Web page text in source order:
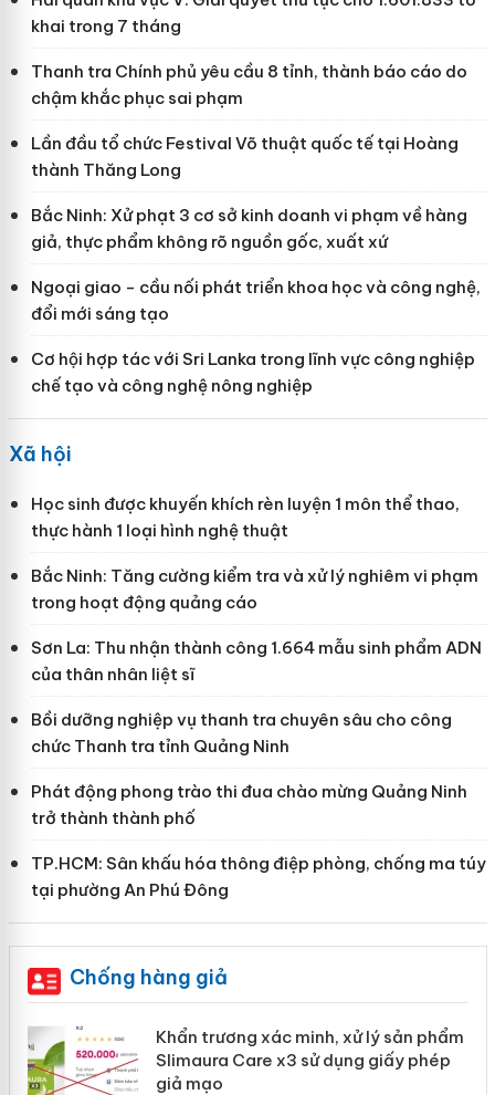
khai trong 7 tháng
Thanh tra Chính phủ yêu cầu 8 tỉnh, thành báo cáo do
chậm khắc phục sai phạm
Lần đầu tổ chức Festival Võ thuật quốc tế tại Hoàng
thành Thăng Long
Bắc Ninh: Xử phạt 3 cơ sở kinh doanh vi phạm về hàng
giả, thực phẩm không rõ nguồn gốc, xuất xứ
Ngoại giao - cầu nối phát triển khoa học và công nghệ,
đổi mới sáng tạo
Cơ hội hợp tác với Sri Lanka trong lĩnh vực công nghiệp
chế tạo và công nghệ nông nghiệp
Xã hội
Học sinh được khuyến khích rèn luyện 1 môn thể thao,
thực hành 1 loại hình nghệ thuật
Bắc Ninh: Tăng cường kiểm tra và xử lý nghiêm vi phạm
trong hoạt động quảng cáo
Sơn La: Thu nhận thành công 1.664 mẫu sinh phẩm ADN
của thân nhân liệt sĩ
Bồi dưỡng nghiệp vụ thanh tra chuyên sâu cho công
chức Thanh tra tỉnh Quảng Ninh
Phát động phong trào thi đua chào mừng Quảng Ninh
trở thành thành phố
TP.HCM: Sân khấu hóa thông điệp phòng, chống ma túy
tại phường An Phú Đông
Chống hàng giả
Khẩn trương xác minh, xử lý sản phẩm
Slimaura Care x3 sử dụng giấy phép
giả mạo